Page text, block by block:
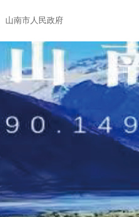
山南市人民政府